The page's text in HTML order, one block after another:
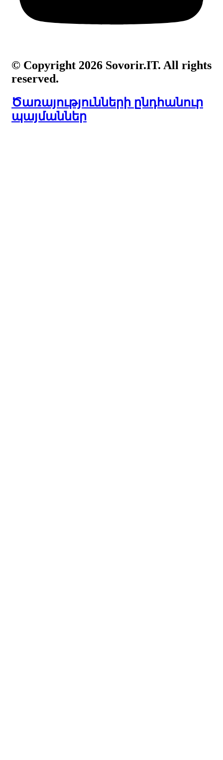
© Copyright 2026 Sovorir.IT. All rights
reserved.
Ծառայությունների ընդհանուր
պայմաններ